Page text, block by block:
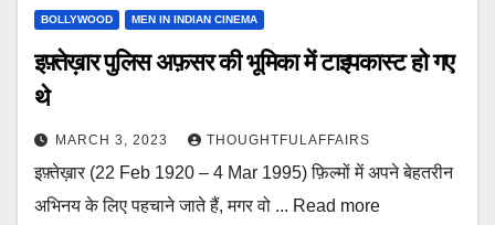
BOLLYWOOD MEN IN INDIAN CINEMA
इफ़्तेख़ार पुलिस अफ़सर की भूमिका में टाइपकास्ट हो गए
थे
MARCH 3, 2023 THOUGHTFULAFFAIRS
इफ़्तेख़ार (22 Feb 1920 – 4 Mar 1995) फ़िल्मों में अपने बेहतरीन
अभिनय के लिए पहचाने जाते हैं, मगर वो ... Read more